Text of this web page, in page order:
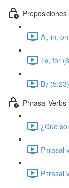
Preposiciones
At, in,
To, for
By (5:23)
Phrasal Verbs
¿Qué
Phrasal
Phrasal